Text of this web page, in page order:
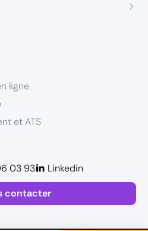
ligne
et ATS
contacter
03 93 Linkedin